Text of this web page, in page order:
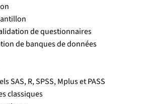
de questionnaires
de banques de données
SAS, R, SPSS, Mplus et PASS
classiques